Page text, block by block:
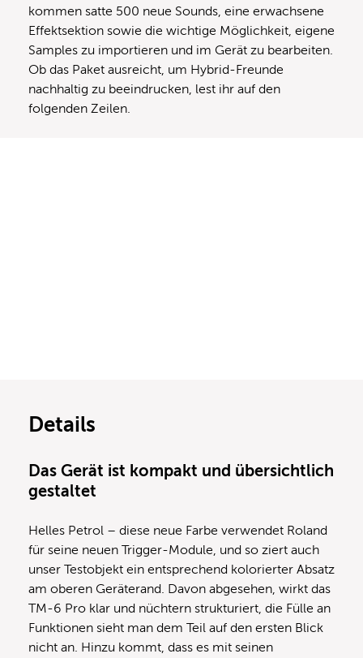
kommen satte 500 neue Sounds, eine erwachsene
Effektsektion sowie die wichtige Möglichkeit, eigene
Samples zu importieren und im Gerät zu bearbeiten.
Ob das Paket ausreicht, um Hybrid-Freunde
nachhaltig zu beeindrucken, lest ihr auf den
folgenden Zeilen.
Details
Das Gerät ist kompakt und übersichtlich
gestaltet
Helles Petrol – diese neue Farbe verwendet Roland
für seine neuen Trigger-Module, und so ziert auch
unser Testobjekt ein entsprechend kolorierter Absatz
am oberen Geräterand. Davon abgesehen, wirkt das
TM-6 Pro klar und nüchtern strukturiert, die Fülle an
Funktionen sieht man dem Teil auf den ersten Blick
nicht an. Hinzu kommt, dass es mit seinen